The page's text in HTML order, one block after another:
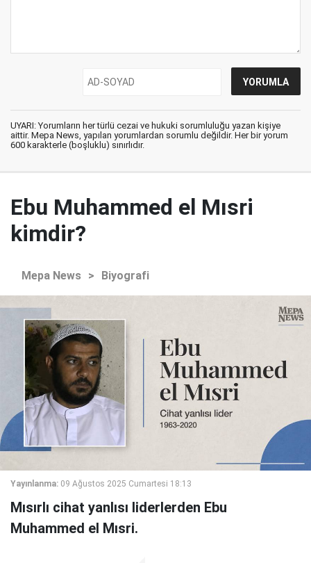
UYARI: Yorumların her türlü cezai ve hukuki sorumluluğu yazan kişiye
aittir. Mepa News, yapılan yorumlardan sorumlu değildir. Her bir yorum
600 karakterle (boşluklu) sınırlıdır.
Ebu Muhammed el Mısri
kimdir?
Mepa News > Biyografi
Yayınlanma: 09 Ağustos 2025 Cumartesi 18:13
Mısırlı cihat yanlısı liderlerden Ebu
Muhammed el Mısri.